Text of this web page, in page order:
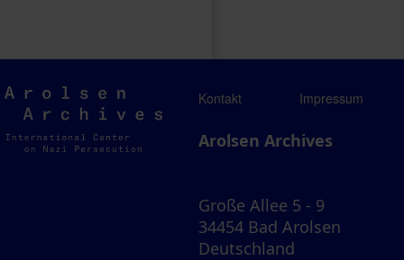
Arolsen
Archives
Kontakt Impressum
Arolsen Archives
Große Allee 5 - 9
34454 Bad Arolsen
Deutschland